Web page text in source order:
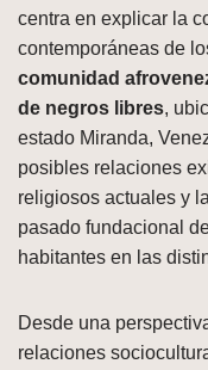
centra en explicar la
contemporáneas de
comunidad
de negros libres,
estado Miranda,
posibles relaciones
religiosos actuales y
pasado fundacional
habitantes en las
Desde una
relaciones